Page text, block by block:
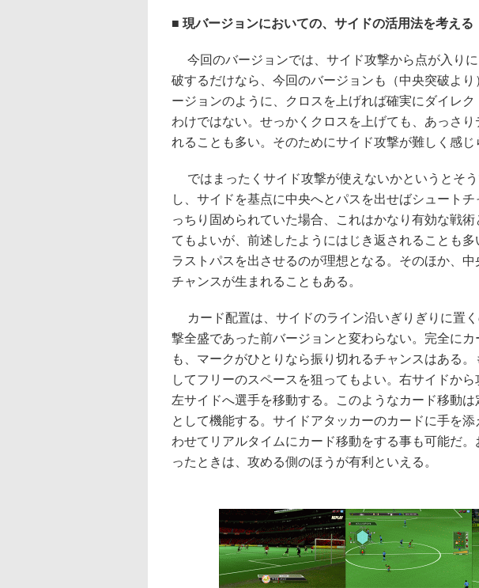
■ 現バージョンにおいての、サイドの活用法を考える
今回のバージョンでは、サイド攻撃から点が入り
破するだけなら、今回のバージョンも（中央突破よ
ージョンのように、クロスを上げれば確実にダイレ
わけではない。せっかくクロスを上げても、あっさ
れることも多い。そのためにサイド攻撃が難しく感じ
ではまったくサイド攻撃が使えないかというとそ
し、サイドを基点に中央へとパスを出せばシュート
っちり固められていた場合、これはかなり有効な戦
てもよいが、前述したようにはじき返されることも
ラストパスを出させるのが理想となる。そのほか、
チャンスが生まれることもある。
カード配置は、サイドのライン沿いぎりぎりに置
撃全盛であった前バージョンと変わらない。完全に
も、マークがひとりなら振り切れるチャンスはある
してフリーのスペースを狙ってもよい。右サイドか
左サイドへ選手を移動する。このようなカード移動
として機能する。サイドアタッカーのカードに手を
わせてリアルタイムにカード移動をする事も可能だ
ったときは、攻める側のほうが有利といえる。